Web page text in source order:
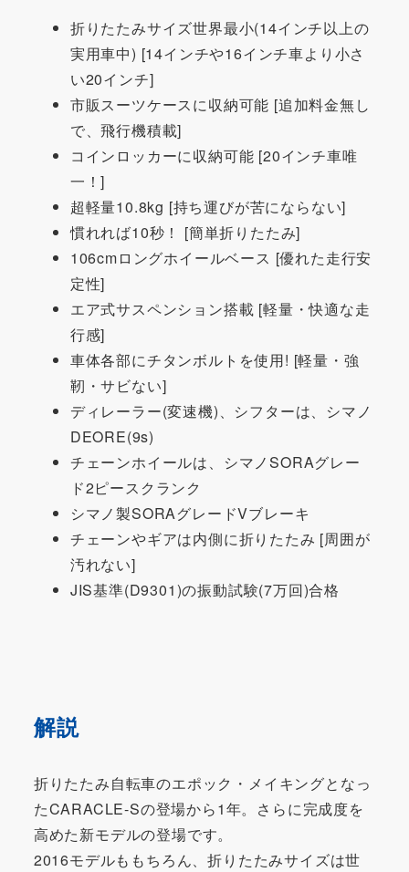
折りたたみサイズ世界最小(14インチ以上の
実用車中) [14インチや16インチ車より小さ
い20インチ]
市販スーツケースに収納可能 [追加料金無し
で、飛行機積載]
コインロッカーに収納可能 [20インチ車唯
一！]
超軽量10.8kg [持ち運びが苦にならない]
慣れれば10秒！ [簡単折りたたみ]
106cmロングホイールベース [優れた走行安
定性]
エア式サスペンション搭載 [軽量・快適な走
行感]
車体各部にチタンボルトを使用! [軽量・強
靭・サビない]
ディレーラー(変速機)、シフターは、シマノ
DEORE(9s)
チェーンホイールは、シマノSORAグレー
ド2ピースクランク
シマノ製SORAグレードVブレーキ
チェーンやギアは内側に折りたたみ [周囲が
汚れない]
JIS基準(D9301)の振動試験(7万回)合格
解説
折りたたみ自転車のエポック・メイキングとなっ
たCARACLE-Sの登場から1年。さらに完成度を
高めた新モデルの登場です。
2016モデルももちろん、折りたたみサイズは世